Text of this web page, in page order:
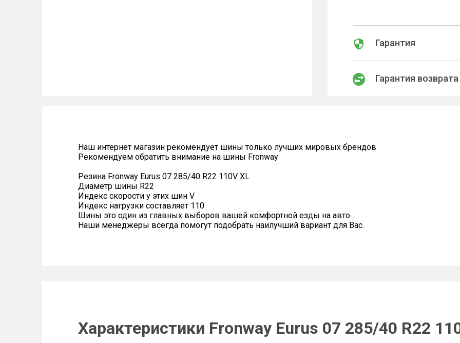
Гарантия
Гарантия возврата
Наш интернет магазин рекомендует шины только лучших мировых брендов
Рекомендуем обратить внимание на шины Fronway
Резина Fronway Eurus 07 285/40 R22 110V XL
Диаметр шины R22
Индекс скорости у этих шин V
Индекс нагрузки составляет 110
Шины это один из главных выборов вашей комфортной езды на авто
Наши менеджеры всегда помогут подобрать наилучший вариант для Вас.
Характеристики Fronway Eurus 07 285/40 R22